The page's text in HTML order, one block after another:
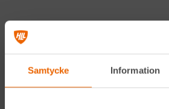
Samtycke Information
Alltid nära
Instagram